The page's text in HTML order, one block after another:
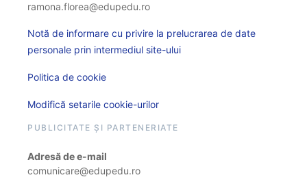
ramona.florea@edupedu.ro
Notă de informare cu privire la prelucrarea de date
personale prin intermediul site-ului
Politica de cookie
Modifică setarile cookie-urilor
PUBLICITATE ȘI PARTENERIATE
Adresă de e-mail
comunicare@edupedu.ro